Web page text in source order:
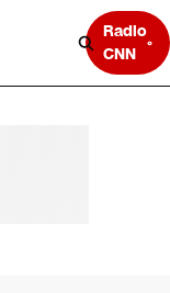
Radio
CNN